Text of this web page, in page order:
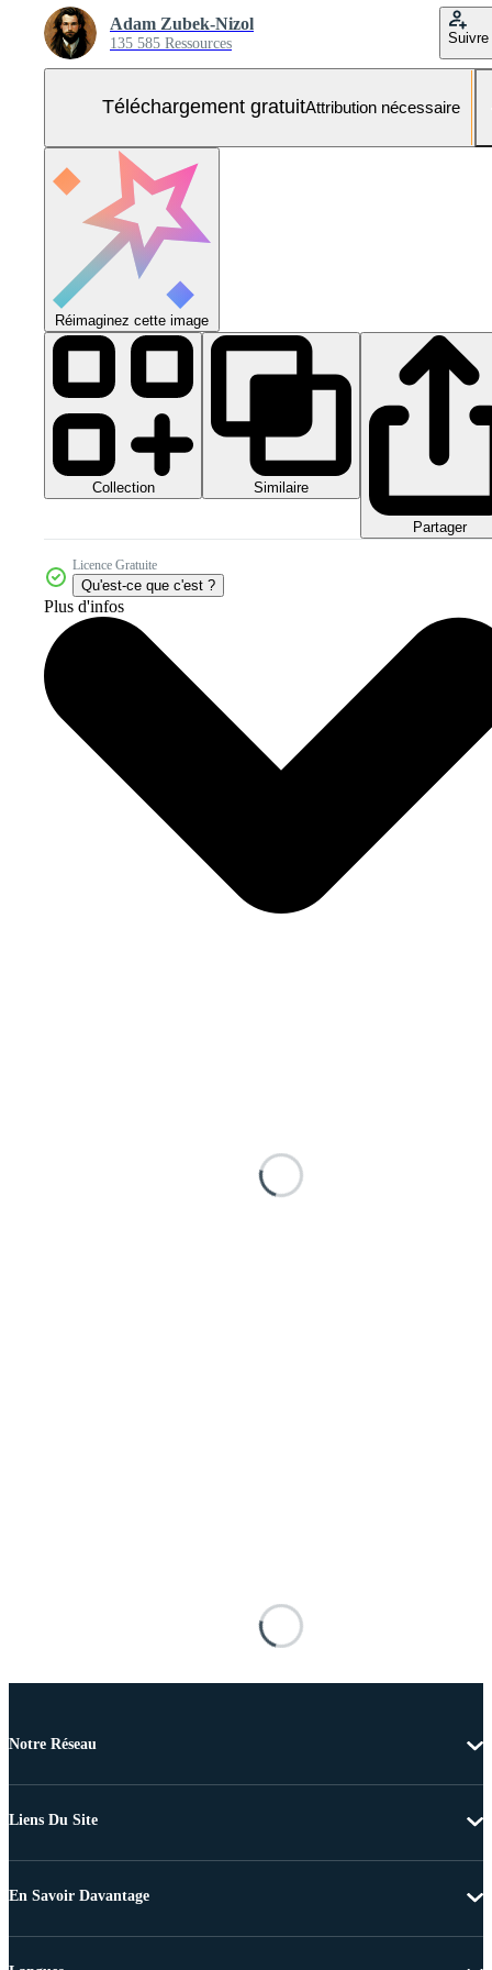
Adam Zubek-Nizol
135 585 Ressources Suivre
Téléchargement gratuitAttribution nécessaire
Réimaginez cette image
Collection Similaire
Partager
Licence Gratuite
Qu'est-ce que c'est ?
Plus d'infos
Notre Réseau
Liens Du Site
En Savoir Davantage